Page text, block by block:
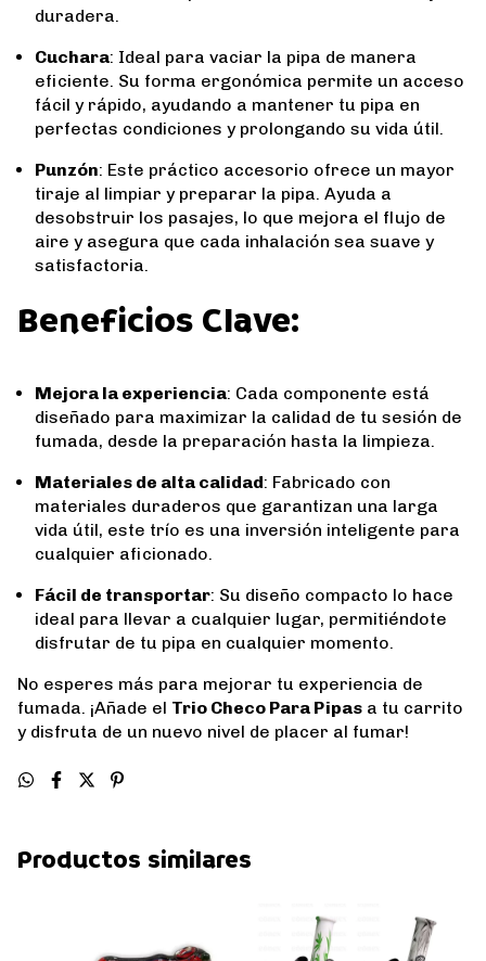
duradera.
Cuchara: Ideal para vaciar la pipa de manera
eficiente. Su forma ergonómica permite un acceso
fácil y rápido, ayudando a mantener tu pipa en
perfectas condiciones y prolongando su vida útil.
Punzón: Este práctico accesorio ofrece un mayor
tiraje al limpiar y preparar la pipa. Ayuda a
desobstruir los pasajes, lo que mejora el flujo de
aire y asegura que cada inhalación sea suave y
satisfactoria.
Beneficios Clave:
Mejora la experiencia: Cada componente está
diseñado para maximizar la calidad de tu sesión de
fumada, desde la preparación hasta la limpieza.
Materiales de alta calidad: Fabricado con
materiales duraderos que garantizan una larga
vida útil, este trío es una inversión inteligente para
cualquier aficionado.
Fácil de transportar: Su diseño compacto lo hace
ideal para llevar a cualquier lugar, permitiéndote
disfrutar de tu pipa en cualquier momento.
No esperes más para mejorar tu experiencia de
fumada. ¡Añade el Trio Checo Para Pipas a tu carrito
y disfruta de un nuevo nivel de placer al fumar!
Productos similares